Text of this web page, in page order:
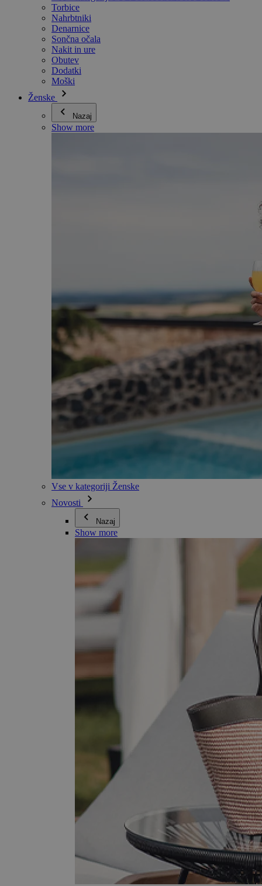
Torbice
Nahrbtniki
Denarnice
Sončna očala
Nakit in ure
Obutev
Dodatki
Moški
Ženske
Nazaj
Show more
Vse v kategoriji Ženske
Novosti
Nazaj
Show more